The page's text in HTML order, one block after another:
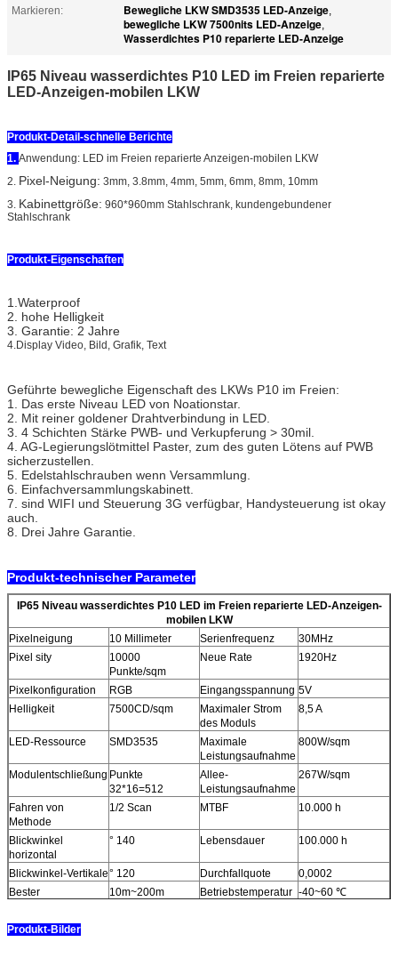
Markieren:
Bewegliche LKW SMD3535 LED-Anzeige,
bewegliche LKW 7500nits LED-Anzeige,
Wasserdichtes P10 reparierte LED-Anzeige
IP65 Niveau wasserdichtes P10 LED im Freien reparierte
LED-Anzeigen-mobilen LKW
Produkt-Detail-schnelle Berichte
1. Anwendung: LED im Freien reparierte Anzeigen-mobilen LKW
2. Pixel-Neigung: 3mm, 3.8mm, 4mm, 5mm, 6mm, 8mm, 10mm
3. Kabinettgröße: 960*960mm Stahlschrank, kundengebundener
Stahlschrank
Produkt-Eigenschaften
1.Waterproof
2. hohe Helligkeit
3. Garantie: 2 Jahre
4.Display Video, Bild, Grafik, Text
Geführte bewegliche Eigenschaft des LKWs P10 im Freien:
1. Das erste Niveau LED von Noationstar.
2. Mit reiner goldener Drahtverbindung in LED.
3. 4 Schichten Stärke PWB- und Verkupferung > 30mil.
4. AG-Legierungslötmittel Paster, zum des guten Lötens auf PWB
sicherzustellen.
5. Edelstahlschrauben wenn Versammlung.
6. Einfachversammlungskabinett.
7. sind WIFI und Steuerung 3G verfügbar, Handysteuerung ist okay
auch.
8. Drei Jahre Garantie.
Produkt-technischer Parameter
IP65 Niveau wasserdichtes P10 LED im Freien reparierte LED-Anzeigen-
mobilen LKW
Pixelneigung
10 Millimeter Serienfrequenz
30MHz
Pixel sity
10000
Punkte/sqm
Neue Rate 1920Hz
Pixelkonfiguration RGB Eingangsspannung 5V
Helligkeit
7500CD/sqm
Maximaler Strom
des Moduls
8,5 A
LED-Ressource SMD3535
Maximale
Leistungsaufnahme
800W/sqm
Modulentschließung Punkte
32*16=512
Allee-
Leistungsaufnahme
267W/sqm
Fahren von
Methode
1/2 Scan MTBF 10.000 h
Blickwinkel
horizontal
° 140 Lebensdauer 100.000 h
Blickwinkel-Vertikale° 120 Durchfallquote
0,0002
Bester
10m~200m Betriebstemperatur -40~60 ℃
Modulgröße
Produkt-Bilder